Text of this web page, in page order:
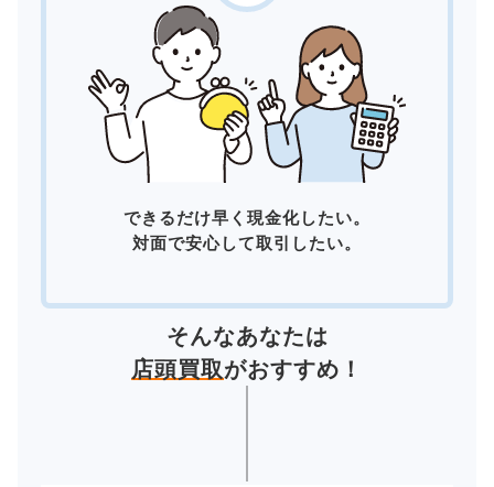
できるだけ早く現金化したい。
対面で安心して取引したい。
そんなあなたは
店頭買取がおすすめ！